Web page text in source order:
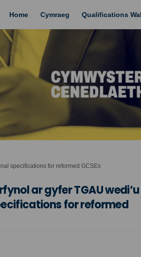
Home Cymraeg Qualifications
specifications for reformed GCSEs
ar gyfer TGAU wedi’u
for reformed